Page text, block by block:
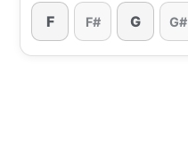
F F# G G#